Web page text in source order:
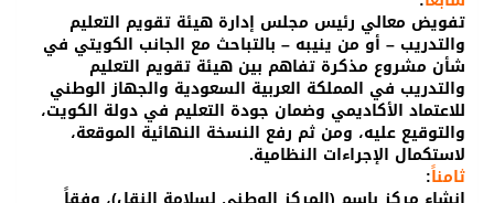
تفويض معالي رئيس مجلس إدارة هيئة تقويم التعليم
والتدريب – أو من ينيبه – بالتباحث مع الجانب الكويتي في
شأن مشروع مذكرة تفاهم بين هيئة تقويم التعليم
والتدريب في المملكة العربية السعودية والجهاز الوطني
للاعتماد الأكاديمي وضمان جودة التعليم في دولة الكويت،
والتوقيع عليه، ومن ثم رفع النسخة النهائية الموقعة،
لاستكمال الإجراءات النظامية.
ثامناً: